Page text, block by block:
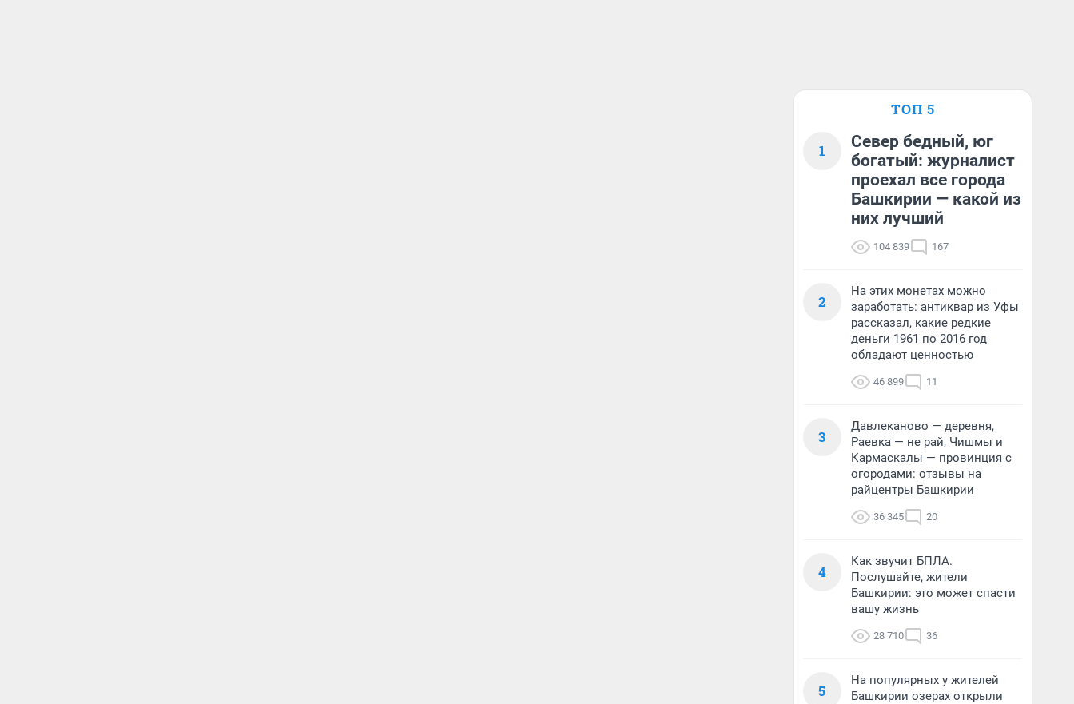
ТОП 5
1
Север бедный, юг
богатый: журналист
проехал все города
Башкирии — какой из
них лучший
104 839 167
2
На этих монетах можно
заработать: антиквар из Уфы
рассказал, какие редкие
деньги 1961 по 2016 год
обладают ценностью
46 899 11
3
Давлеканово — деревня,
Раевка — не рай, Чишмы и
Кармаскалы — провинция с
огородами: отзывы на
райцентры Башкирии
36 345 20
4
Как звучит БПЛА.
Послушайте, жители
Башкирии: это может спасти
вашу жизнь
28 710 36
5
На популярных у жителей
Башкирии озерах открыли